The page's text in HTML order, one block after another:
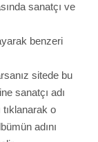
sanatçı ve
benzeri
sitede bu
sanatçı adı
tıklanarak o
adını